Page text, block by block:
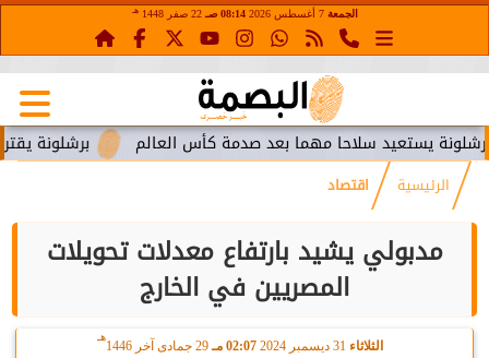
الجمعة 7 أغسطس 2026 08:14 صـ 22 صفر 1448 هـ
برشلونة يقترب من سلاحا مهما بعد صدمة كأس العالم
الرئيسية اقتصاد
مدبولي يشيد بارتفاع معدلات تحويلات
المصريين في الخارج
الثلاثاء 02:07 مـ 29 جمادى آخر 1446
هـ